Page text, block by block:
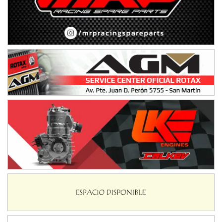
KDO - F6
Ciudad de Trenque Lauquen (Asfalto)
Trenque Lauquen (Buenos Aires)
ENTRERRIANO - F6 (POSTERGADA)
Parque de la Velocidad (Asfalto)
Villaguay (Entre Ríos)
VICTORIENSE - F7
El Cerro (Tierra)
Victoria (Entre Ríos)
PATAGONICO - F6
Moto Club Reginense (Tierra)
Gral. E. Godoy (Río Negro)
CSK - F7
Juventud Unida (Tierra)
Ciudad de Avellaneda (Asfalto)